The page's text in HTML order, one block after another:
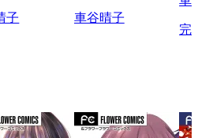
子 車谷晴子
完